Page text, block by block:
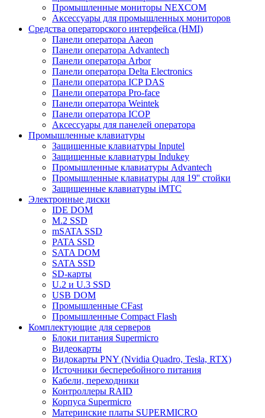
Промышленные мониторы NEXCOM
Аксессуары для промышленных мониторов
Средства операторского интерфейса (HMI)
Панели оператора Aaeon
Панели оператора Advantech
Панели оператора Arbor
Панели оператора Delta Electronics
Панели оператора ICP DAS
Панели оператора Pro-face
Панели оператора Weintek
Панели оператора ICOP
Аксессуары для панелей оператора
Промышленные клавиатуры
Защищенные клавиатуры Inputel
Защищенные клавиатуры Indukey
Промышленные клавиатуры Advantech
Промышленные клавиатуры для 19'' стойки
Защищенные клавиатуры iMTC
Электронные диски
IDE DOM
M.2 SSD
mSATA SSD
PATA SSD
SATA DOM
SATA SSD
SD-карты
U.2 и U.3 SSD
USB DOM
Промышленные CFast
Промышленные Compact Flash
Комплектующие для серверов
Блоки питания Supermicro
Видеокарты
Видокарты PNY (Nvidia Quadro, Tesla, RTX)
Источники бесперебойного питания
Кабели, переходники
Контроллеры RAID
Корпуса Supermicro
Материнские платы SUPERMICRO